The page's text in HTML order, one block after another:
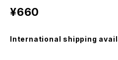
¥660
International shipping